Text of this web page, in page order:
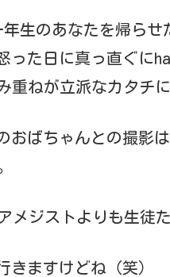
生のあなたを帰ら
った日に真っ直ぐに
ねが立派なカタチ
おばちゃんとの撮影
メジストよりも生徒
きますけどね（笑）